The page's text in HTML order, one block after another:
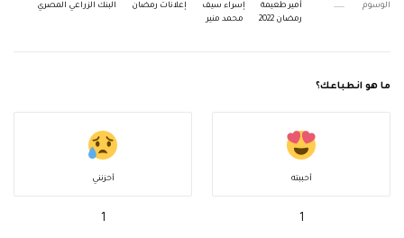
الوسوم أمير طعيمة إسراء سيف إعلانات رمضان
البنك الزراعي المصري
رمضان 2022
محمد منير
ما هو انطباعك؟
أحببته
1
أحزنني
1